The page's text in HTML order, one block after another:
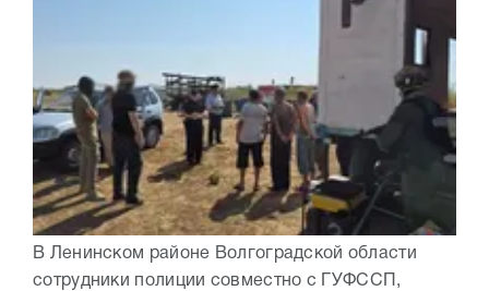
В Ленинском районе Волгоградской области
сотрудники полиции совместно с ГУФССП,